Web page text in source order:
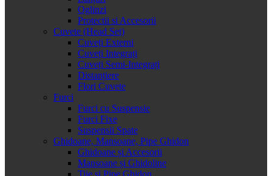
Oglinzi
Protectii si Accesorii
Cuvete (Head Set)
Cuveți Externi
Cuveți Integrați
Cuveți Semi-Integrați
Distanțiere
Flori Cuvete
Furci
Furci cu Suspensie
Furci Fixe
Suspensii Spate
Ghidoane, Mansoane, Pipe Ghidon
Ghidoane și Accesorii
Mansoane și Ghidoline
Tije și Pipe Ghidon